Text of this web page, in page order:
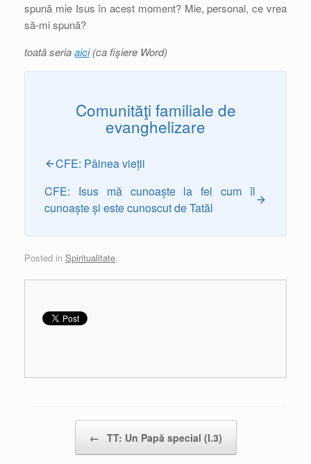
spună mie Isus în acest moment? Mie, personal, ce vrea
să-mi spună?
toată seriaaici(ca fişiere Word)
Comunităţi familiale de
evanghelizare
CFE: Pâinea vieții
CFE: Isus mă cunoaște la fel cum îl
cunoaște și este cunoscut de Tatăl
Posted in Spiritualitate.
← TT: Un Papă special (I.3)